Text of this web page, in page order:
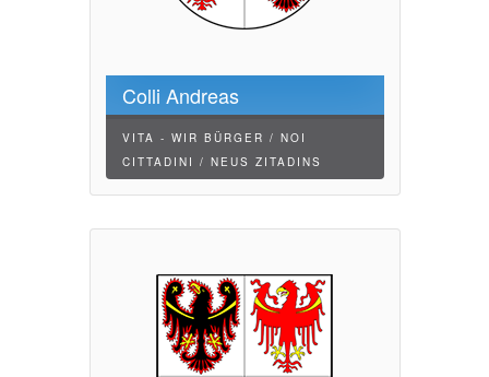
Colli Andreas
VITA - WIR BÜRGER / NOI
CITTADINI / NEUS ZITADINS